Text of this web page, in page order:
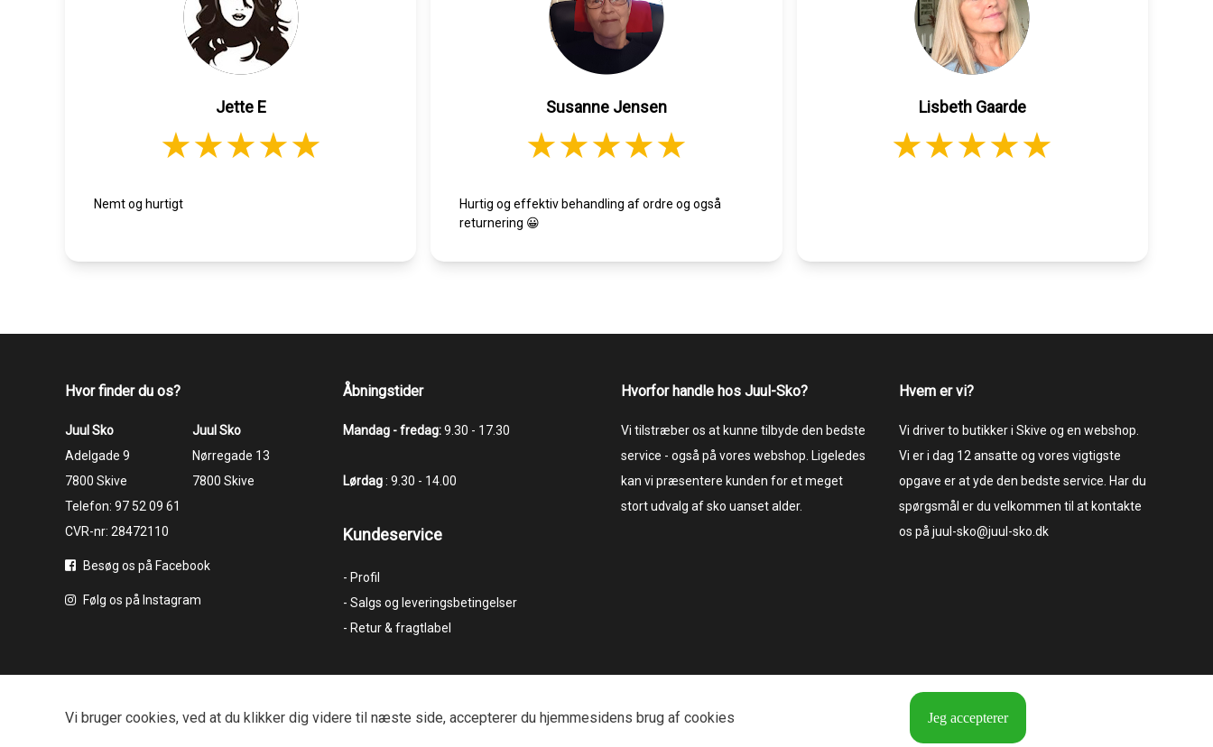
Jette E
Nemt og hurtigt
Susanne Jensen
Hurtig og effektiv behandling af ordre og også
returnering 😀
Lisbeth Gaarde
Hvor finder du os?
Juul Sko
​​​​​​​Adelgade 9
7800 Skive
Telefon: 97 52 09 61
CVR-nr: 28472110
Juul Sko
​​​​​​​Nørregade 13
7800 Skive
Besøg os på Facebook
Følg os på Instagram
Åbningstider
Mandag - fredag:9.30 - 17.30
Lørdag: 9.30 - 14.00
Kundeservice
- Profil
- Salgs og leveringsbetingelser
- Retur & fragtlabel
Hvorfor handle hos Juul-Sko?
Vi tilstræber os at kunne tilbyde den bedste
service - også på vores webshop. Ligeledes
kan vi præsentere kunden for et meget
stort udvalg af sko uanset alder.
Hvem er vi?
Vi driver to butikker i Skive og en webshop.
Vi er i dag 12 ansatte og vores vigtigste
opgave er at yde den bedste service. Har du
spørgsmål er du velkommen til at kontakte
os på juul-sko@juul-sko.dk
Vi bruger cookies, ved at du klikker dig videre til næste side, accepterer du hjemmesidens brug af cookies Jeg accepterer